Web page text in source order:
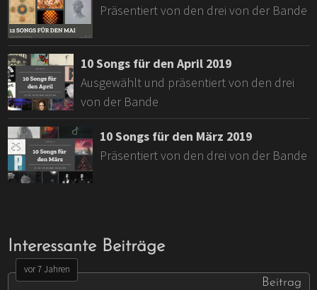
Präsentiert von den drei von der Bande
10 Songs für den April 2019
Ausgewählt und präsentiert von den drei
von der Bande
10 Songs für den März 2019
Präsentiert von den drei von der Bande
Interessante Beiträge
vor 7 Jahren
Beitrag